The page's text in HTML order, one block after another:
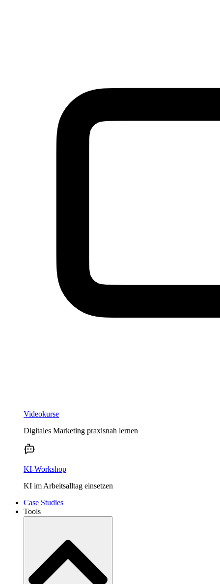
Videokurse
Digitales Marketing praxisnah lernen
KI-Workshop
KI im Arbeitsalltag einsetzen
Case Studies
Tools